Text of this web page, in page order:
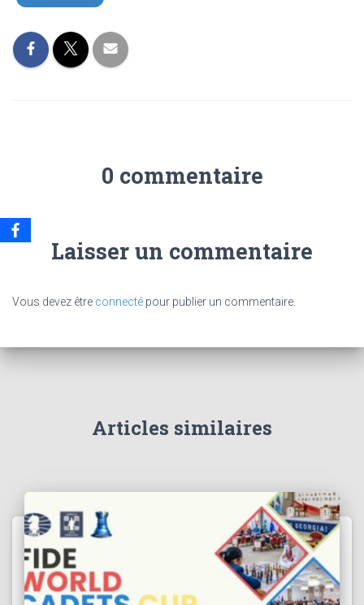
0 commentaire
Laisser un commentaire
Vous devez être connecté pour publier un commentaire.
Articles similaires